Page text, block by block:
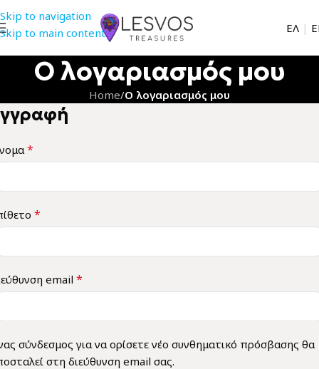
Skip to navigation
Skip to main content
EΛ |
Ο λογαριασμός μου
Home/Ο λογαριασμός μου
*
*
email *
σύνδεσμος για να ορίσετε νέο συνθηματικό πρόσβασης θα
στη διεύθυνση email σας.